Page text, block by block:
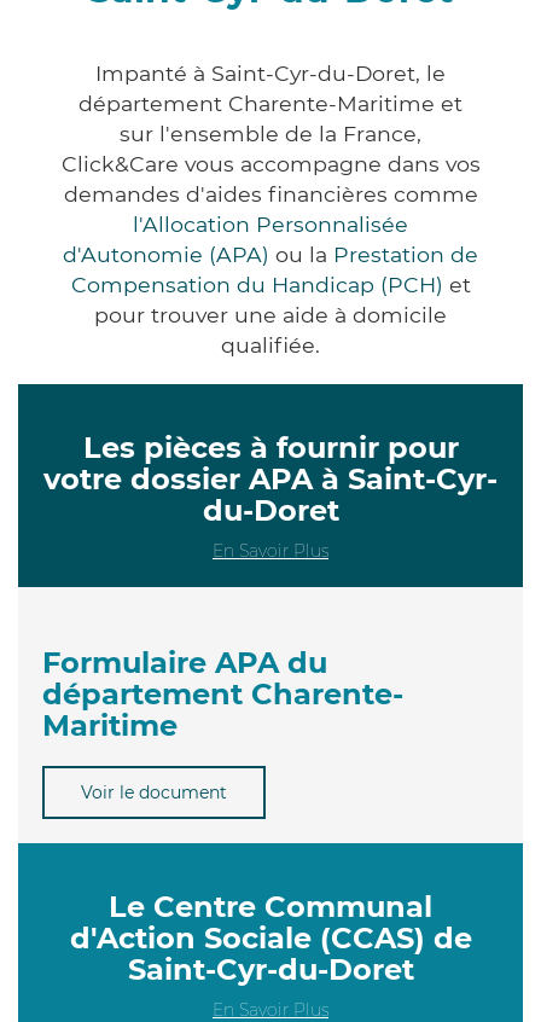
Impanté à Saint-Cyr-du-Doret, le
département Charente-Maritime et
sur l'ensemble de la France,
Click&Care vous accompagne dans vos
demandes d'aides financières comme
l'Allocation Personnalisée
d'Autonomie (APA) ou la Prestation de
Compensation du Handicap (PCH) et
pour trouver une aide à domicile
qualifiée.
Les pièces à fournir pour
votre dossier APA à Saint-Cyr-
du-Doret
En Savoir Plus
Formulaire APA du
département Charente-
Maritime
Voir le document
Le Centre Communal
d'Action Sociale (CCAS) de
Saint-Cyr-du-Doret
En Savoir Plus